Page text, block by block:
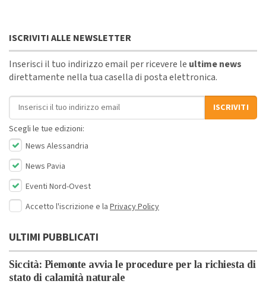
ISCRIVITI ALLE NEWSLETTER
Inserisci il tuo indirizzo email per ricevere le ultime news
direttamente nella tua casella di posta elettronica.
Indirizzo email
ISCRIVITI
Scegli le tue edizioni:
News Alessandria
News Pavia
Eventi Nord-Ovest
Accetto l'iscrizione e la Privacy Policy
ULTIMI PUBBLICATI
Siccità: Piemonte avvia le procedure per la richiesta di
stato di calamità naturale